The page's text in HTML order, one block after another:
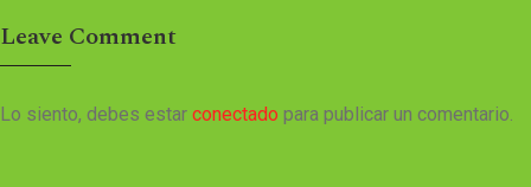
Leave Comment
Lo siento, debes estar conectado para publicar un comentario.